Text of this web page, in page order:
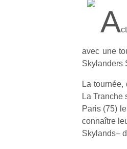
A
avec une
Skylanders
La tournée,
La Tranche
Paris (75)
connaître
Skylands–